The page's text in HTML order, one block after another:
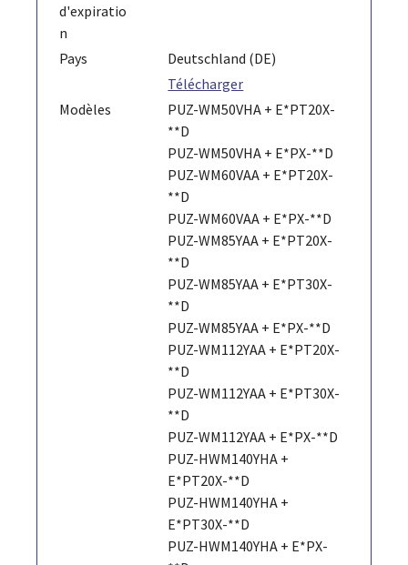
d'expiratio
n
Pays
Deutschland (DE)
Télécharger
Modèles
PUZ-WM50VHA + E*PT20X-
**D
PUZ-WM50VHA + E*PX-**D
PUZ-WM60VAA + E*PT20X-
**D
PUZ-WM60VAA + E*PX-**D
PUZ-WM85YAA + E*PT20X-
**D
PUZ-WM85YAA + E*PT30X-
**D
PUZ-WM85YAA + E*PX-**D
PUZ-WM112YAA + E*PT20X-
**D
PUZ-WM112YAA + E*PT30X-
**D
PUZ-WM112YAA + E*PX-**D
PUZ-HWM140YHA +
E*PT20X-**D
PUZ-HWM140YHA +
E*PT30X-**D
PUZ-HWM140YHA + E*PX-